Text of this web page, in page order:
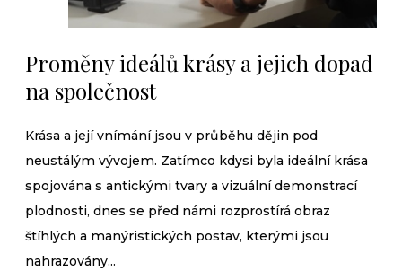
Proměny ideálů krásy a jejich dopad
na společnost
Krása a její vnímání jsou v průběhu dějin pod
neustálým vývojem. Zatímco kdysi byla ideální krása
spojována s antickými tvary a vizuální demonstrací
plodnosti, dnes se před námi rozprostírá obraz
štíhlých a manýristických postav, kterými jsou
nahrazovány...